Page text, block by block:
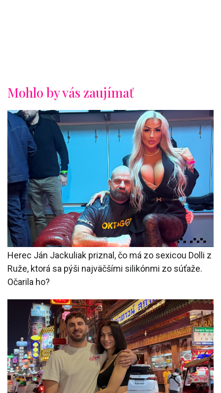
Mohlo by vás zaujímať
Herec Ján Jackuliak priznal, čo má zo sexicou Dolli z
Ruže, ktorá sa pýši najväčšími silikónmi zo súťaže.
Očarila ho?